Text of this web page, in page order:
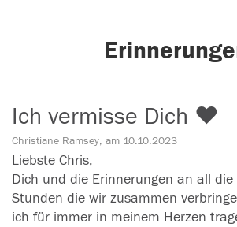
Ich vermisse Dich ❤️
Christiane Ramsey, am 10.10.2023
Liebste Chris,
Dich und die Erinnerungen an all die
Stunden die wir zusammen
ich für immer in meinem Herzen